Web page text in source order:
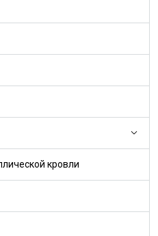
кровли